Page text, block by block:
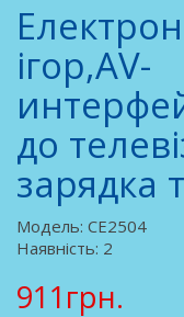
ігор,AV-
до
зарядка
Модель: CE2504
Наявність: 2
911грн.